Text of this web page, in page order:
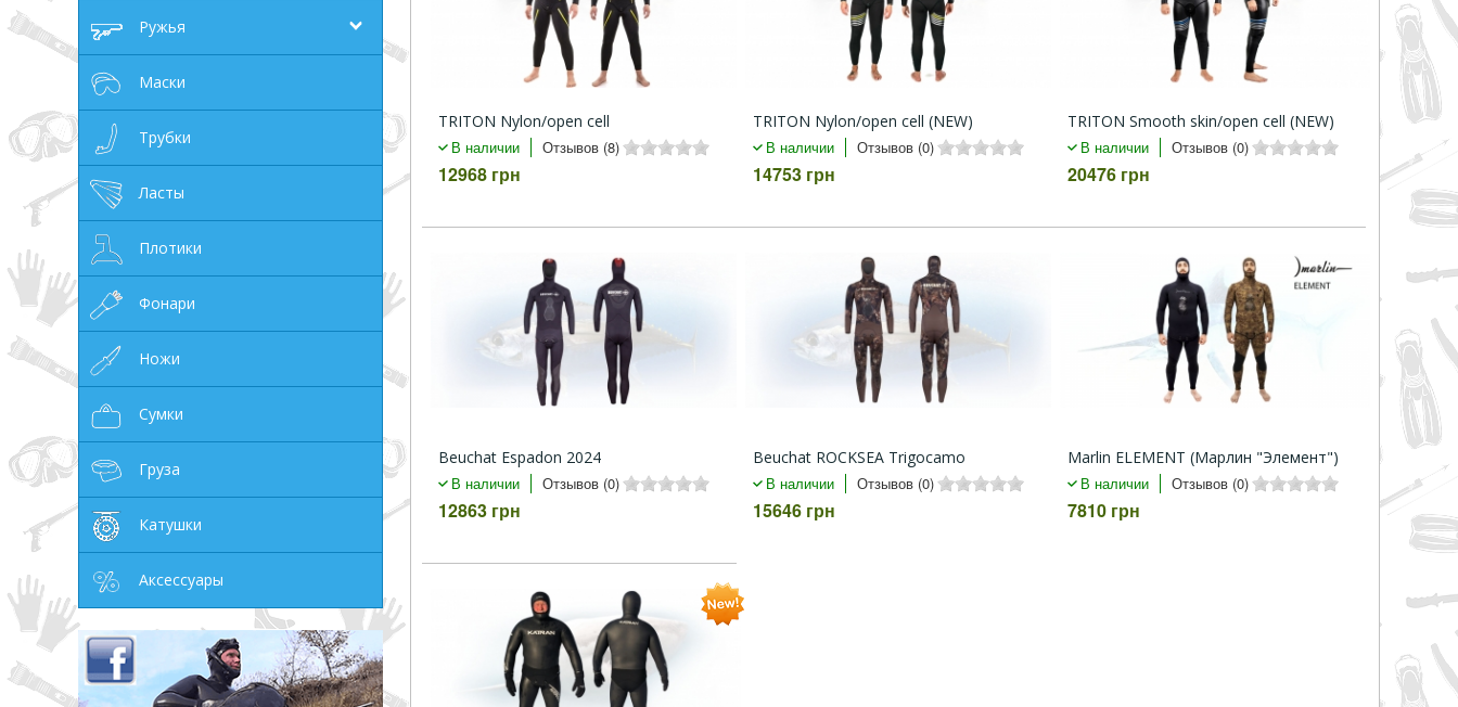
Ружья
Маски
Трубки
Ласты
Плотики
Фонари
Ножи
Сумки
Груза
Катушки
Аксессуары
TRITON Nylon/open cell
В наличии
Отзывов (8)
12968 грн
TRITON Nylon/open cell (NEW)
В наличии
Отзывов (0)
14753 грн
TRITON Smooth skin/open cell (NEW)
В наличии
Отзывов (0)
20476 грн
Beuchat Espadon 2024
В наличии
Отзывов (0)
12863 грн
Beuchat ROCKSEA Trigocamo
В наличии
Отзывов (0)
15646 грн
Marlin ELEMENT (Марлин "Элемент")
В наличии
Отзывов (0)
7810 грн